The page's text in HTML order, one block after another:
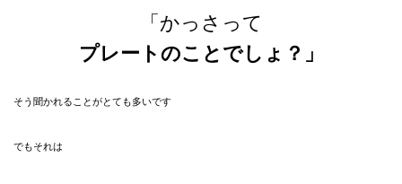
「かっさって
プレートのことでしょ？」
そう聞かれることがとても多いです
でもそれは